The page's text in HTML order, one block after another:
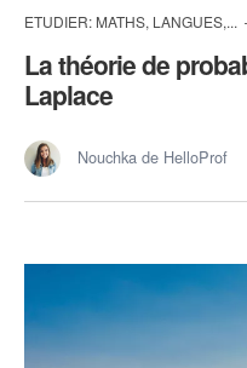
ETUDIER: MATHS, LANGUES,...
La théorie de
Laplace
Nouchka de HelloProf